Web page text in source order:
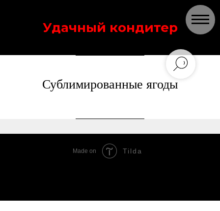
Удачный кондитер
Сублимированные ягоды
Made on Tilda